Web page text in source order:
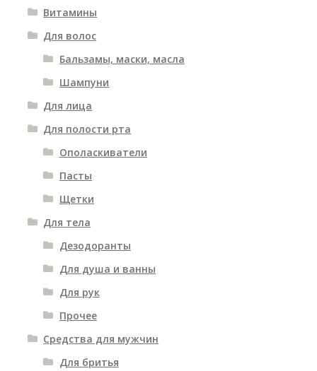
Витамины
Для волос
Бальзамы, маски, масла
Шампуни
Для лица
Для полости рта
Ополаскиватели
Пасты
Щетки
Для тела
Дезодоранты
Для душа и ванны
Для рук
Прочее
Средства для мужчин
Для бритья